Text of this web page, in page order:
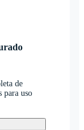
de
para uso